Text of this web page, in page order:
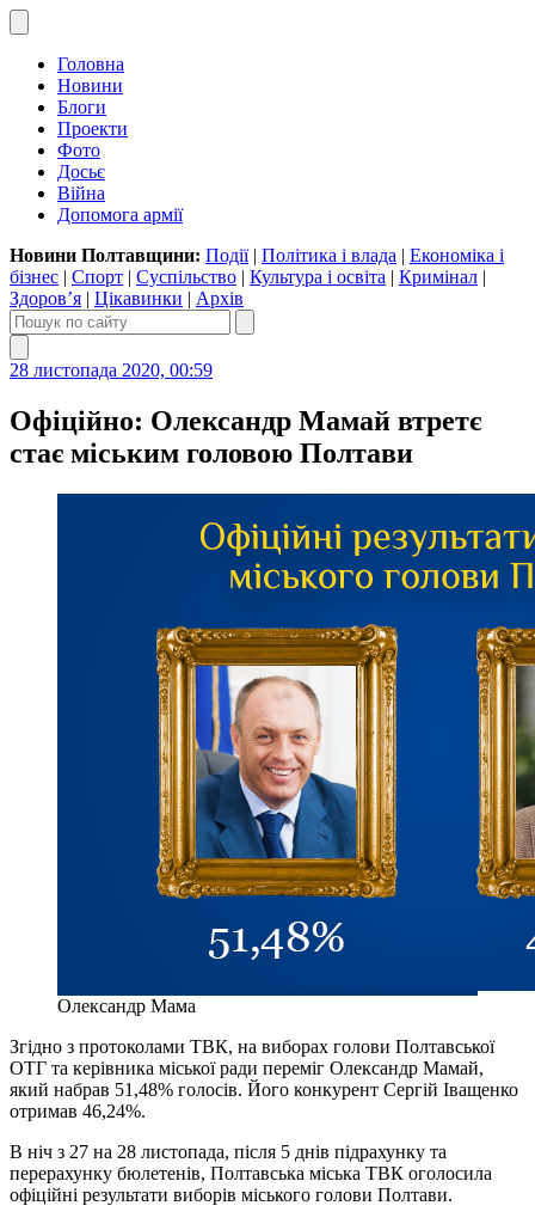
Головна
Новини
Блоги
Проекти
Фото
Досьє
Війна
Допомога армії
Новини Полтавщини: Події| Політика і влада | Економіка і
бізнес | Спорт | Суспільство | Культура і освіта | Кримінал |
Здоров’я | Цікавинки | Архів
28 листопада 2020, 00:59
Офіційно: Олександр Мамай втретє
стає міським головою Полтави
Олександр Мама
Згідно з протоколами ТВК, на виборах голови Полтавської
ОТГ та керівника міської ради переміг Олександр Мамай,
який набрав 51,48% голосів. Його конкурент Сергій Іващенко
отримав 46,24%.
В ніч з 27 на 28 листопада, після 5 днів підрахунку та
перерахунку бюлетенів, Полтавська міська ТВК оголосила
офіційні результати виборів міського голови Полтави.